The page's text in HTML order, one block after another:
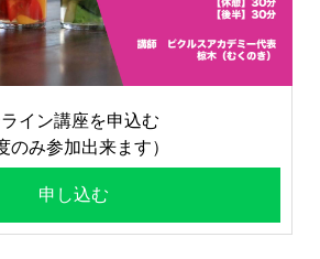
イン講座を申込む
のみ参加出来ます）
申し込む